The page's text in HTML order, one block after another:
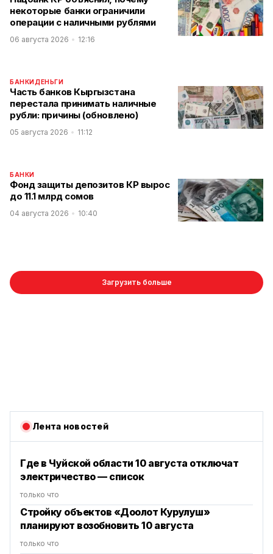
некоторые банки ограничили
операции с наличными рублями
06 августа 2026 12:16
БАНКИДЕНЬГИ
Часть банков Кыргызстана
перестала принимать наличные
рубли: причины (обновлено)
05 августа 2026 11:12
БАНКИ
Фонд защиты депозитов КР вырос
до 11.1 млрд сомов
04 августа 2026 10:40
Загрузить больше
Лента новостей
Где в Чуйской области 10 августа отключат
электричество — список
только что
Стройку объектов «Доолот Курулуш»
планируют возобновить 10 августа
только что